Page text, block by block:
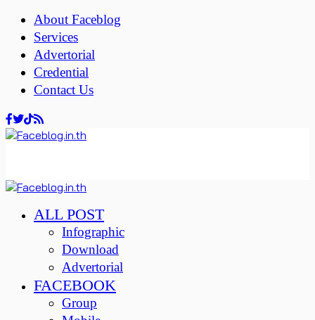
About Faceblog
Services
Advertorial
Credential
Contact Us
ALL POST
Infographic
Download
Advertorial
FACEBOOK
Group